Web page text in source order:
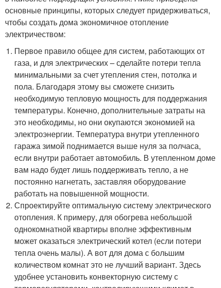
основные принципы, которых следует придерживаться,
чтобы создать дома экономичное отопление
электричеством:
Первое правило общее для систем, работающих от
газа, и для электрических – сделайте потери тепла
минимальными за счет утепления стен, потолка и
пола. Благодаря этому вы сможете снизить
необходимую тепловую мощность для поддержания
температуры. Конечно, дополнительные затраты на
это необходимы, но они окупаются экономией на
электроэнергии. Температура внутри утепленного
гаража зимой поднимается выше нуля за полчаса,
если внутри работает автомобиль. В утепленном доме
вам надо будет лишь поддерживать тепло, а не
постоянно нагнетать, заставляя оборудование
работать на повышенной мощности.
Спроектируйте оптимальную систему электрического
отопления. К примеру, для обогрева небольшой
однокомнатной квартиры вполне эффективным
может оказаться электрический котел (если потери
тепла очень малы). А вот для дома с большим
количеством комнат это не лучший вариант. Здесь
удобнее установить конвекторную систему с